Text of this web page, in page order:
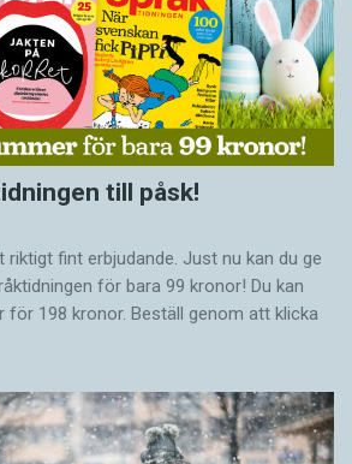
till påsk!
riktigt fint erbjudande. Just nu kan du ge
för bara 99 kronor! Du kan
för 198 kronor. Beställ genom att klicka